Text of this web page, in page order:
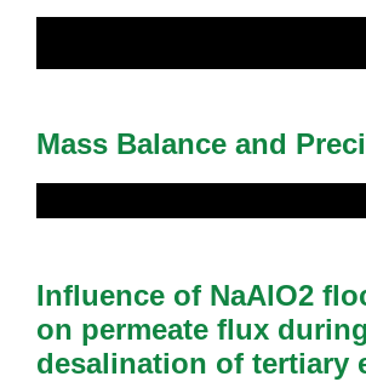
Mass Balance and
Influence of NaAlO2
on permeate flux
desalination of tertiary